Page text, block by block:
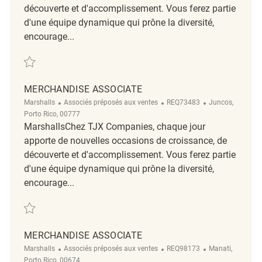
découverte et d'accomplissement. Vous ferez partie
d'une équipe dynamique qui prône la diversité,
encourage...
Sauvegarder Merchandise Associate REQ130782
MERCHANDISE ASSOCIATE
Marshalls Catégorie
Associés préposés aux ventes ReqId
REQ73483 Emplacement
Juncos,
Porto Rico, 00777
MarshallsChez TJX Companies, chaque jour
apporte de nouvelles occasions de croissance, de
découverte et d'accomplissement. Vous ferez partie
d'une équipe dynamique qui prône la diversité,
encourage...
Sauvegarder merchandise associate REQ73483
MERCHANDISE ASSOCIATE
Marshalls Catégorie
Associés préposés aux ventes ReqId
REQ98173 Emplacement
Manati,
Porto Rico, 00674